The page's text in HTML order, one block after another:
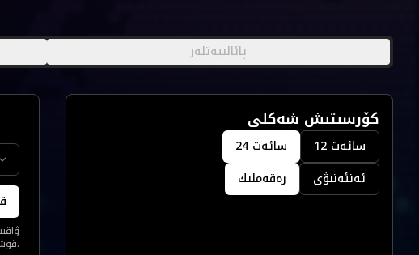
پائالىيەتلەر
قوشۇڭ.
كۆرسىتىش شەكلى
24 سائەت
12 سائەت
رەقەملىك
ئەنئەنىۋى